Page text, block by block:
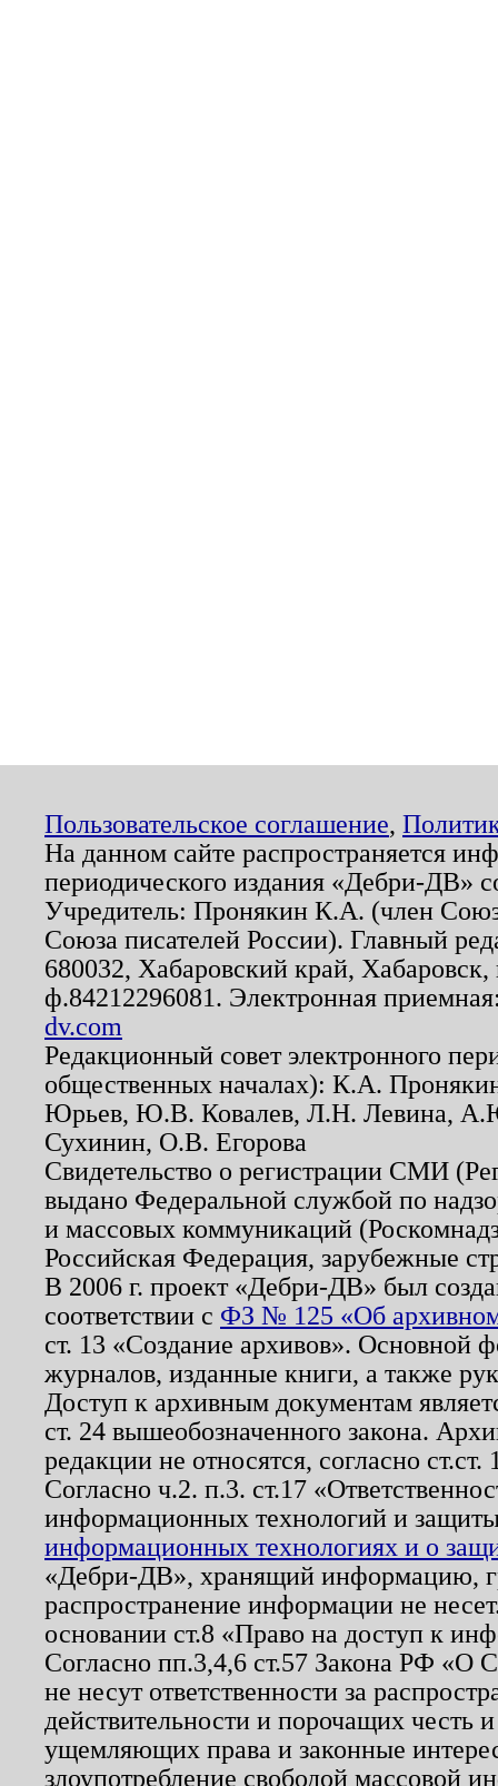
Пользовательское соглашение,
На данном сайте распространяется
периодического издания «Дебри-ДВ»
Учредитель: Пронякин К.А. (член
Союза писателей России). Главный
680032, Хабаровский край,
ф.84212296081. Электронная
dv.com
Редакционный совет электронного
общественных началах): К.А.
Юрьев, Ю.В. Ковалев, Л.Н. Левина,
Сухинин, О.В. Егорова
Свидетельство о регистрации СМИ
выдано Федеральной службой по
и массовых коммуникаций
Российская Федерация, зарубежные
В 2006 г. проект «Дебри-ДВ» был
соответствии с ФЗ № 125 «Об
ст. 13 «Создание архивов». Основной
журналов, изданные книги, а также
Доступ к архивным документам
ст. 24 вышеобозначенного закона.
редакции не относятся, согласно
Согласно ч.2. п.3. ст.17
информационных технологий и
информационных технологиях и о
«Дебри-ДВ», хранящий информацию,
распространение информации не
основании ст.8 «Право на доступ к
Согласно пп.3,4,6 ст.57 Закона РФ «О
не несут ответственности за
действительности и порочащих честь
ущемляющих права и законные
злоупотребление свободой массовой